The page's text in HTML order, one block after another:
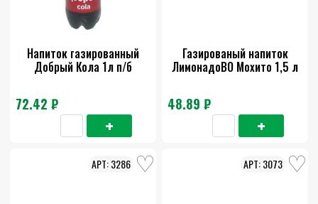
Напиток газированный
Добрый Кола 1л п/б
72.42 ₽
Газированый напиток
ЛимонадоВО Мохито 1,5 л
48.89 ₽
3286 3073